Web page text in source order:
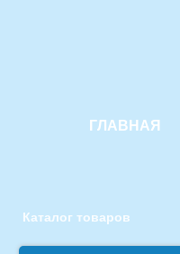
ГЛАВНАЯ
Каталог товаров